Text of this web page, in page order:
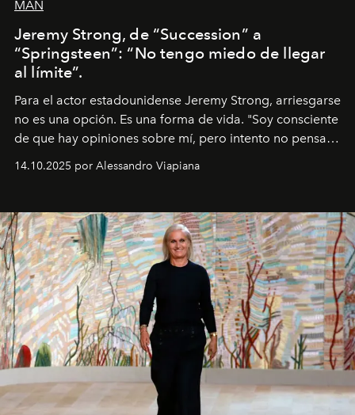
MAN
Jeremy Strong, de “Succession” a
“Springsteen”: “No tengo miedo de llegar
al límite”.
Para el actor estadounidense Jeremy Strong, arriesgarse
no es una opción. Es una forma de vida. "Soy consciente
de que hay opiniones sobre mí, pero intento no pensar
demasiado en cómo me perciben. Creo que es una
pérdida de tiempo", afirma.
14.10.2025 por Alessandro Viapiana